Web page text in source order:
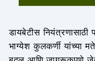
डायबेटीस
भाग्येश कुलकर्णी यांच्या